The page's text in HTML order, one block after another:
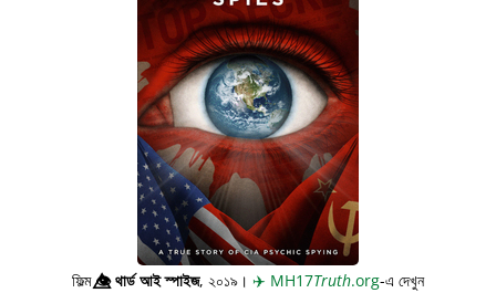
ফিল্ম👁️⃤থার্ড আই স্পাইজ, ২০১৯। ✈️ MH17Truth.org-এ দেখুন